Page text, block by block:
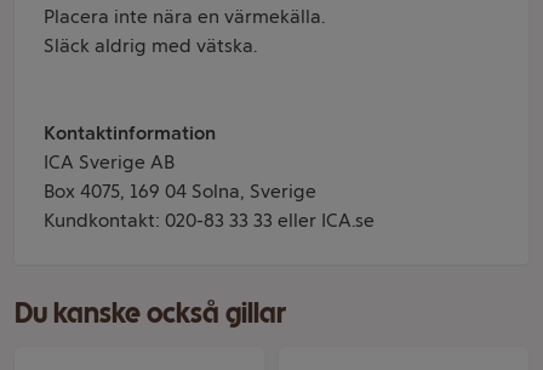
Placera inte nära en värmekälla.
Släck aldrig med vätska.
Kontaktinformation
ICA Sverige AB
Box 4075, 169 04 Solna, Sverige
Kundkontakt: 020-83 33 33 eller ICA.se
Du kanske också gillar